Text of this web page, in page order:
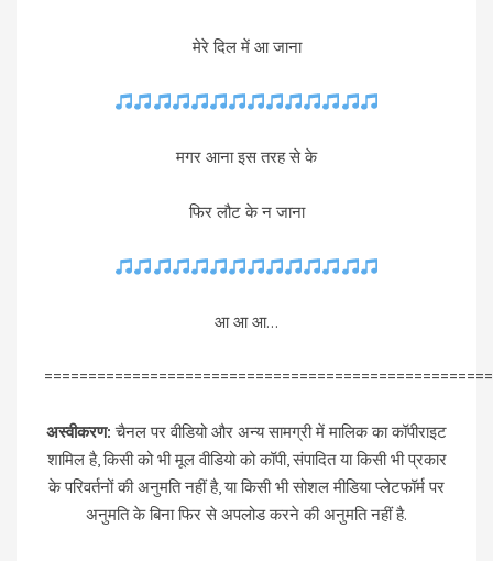
मेरे दिल में आ जाना
मगर आना इस तरह से के
फिर लौट के न जाना
आ आ आ…
अस्वीकरण: चैनल पर वीडियो और अन्य सामग्री में मालिक का कॉपीराइट
शामिल है, किसी को भी मूल वीडियो को कॉपी, संपादित या किसी भी प्रकार
के परिवर्तनों की अनुमति नहीं है, या किसी भी सोशल मीडिया प्लेटफॉर्म पर
अनुमति के बिना फिर से अपलोड करने की अनुमति नहीं है.